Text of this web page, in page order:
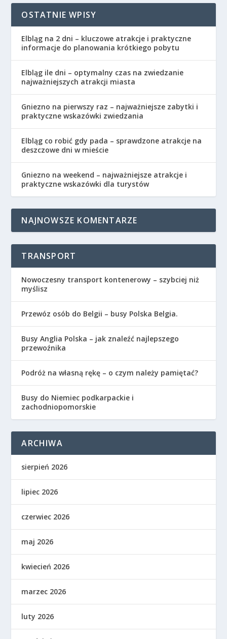
OSTATNIE WPISY
Elbląg na 2 dni – kluczowe atrakcje i praktyczne
informacje do planowania krótkiego pobytu
Elbląg ile dni – optymalny czas na zwiedzanie
najważniejszych atrakcji miasta
Gniezno na pierwszy raz – najważniejsze zabytki i
praktyczne wskazówki zwiedzania
Elbląg co robić gdy pada – sprawdzone atrakcje na
deszczowe dni w mieście
Gniezno na weekend – najważniejsze atrakcje i
praktyczne wskazówki dla turystów
NAJNOWSZE KOMENTARZE
TRANSPORT
​Nowoczesny transport kontenerowy – szybciej niż
myślisz
Przewóz osób do Belgii – busy Polska Belgia.
Busy Anglia Polska – jak znaleźć najlepszego
przewoźnika
Podróż na własną rękę – o czym należy pamiętać?
Busy do Niemiec podkarpackie i
zachodniopomorskie
ARCHIWA
sierpień 2026
lipiec 2026
czerwiec 2026
maj 2026
kwiecień 2026
marzec 2026
luty 2026